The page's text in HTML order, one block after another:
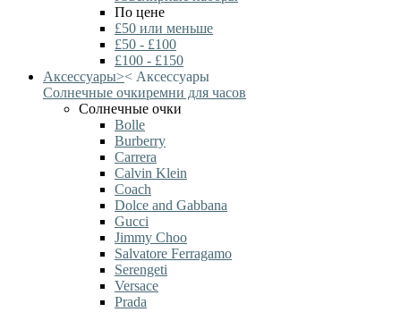
По цене
£50 или меньше
£50 - £100
£100 - £150
Аксессуары>< Аксессуары
Солнечные очкиремни для часов
Солнечные очки
Bolle
Burberry
Carrera
Calvin Klein
Coach
Dolce and Gabbana
Gucci
Jimmy Choo
Salvatore Ferragamo
Serengeti
Versace
Prada